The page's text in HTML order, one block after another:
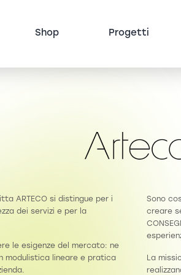
Shop Progetti
ARTECO si distingue per i
dei servizi e per la
le esigenze del mercato: ne
modulistica lineare e pratica
Sono
creare
La